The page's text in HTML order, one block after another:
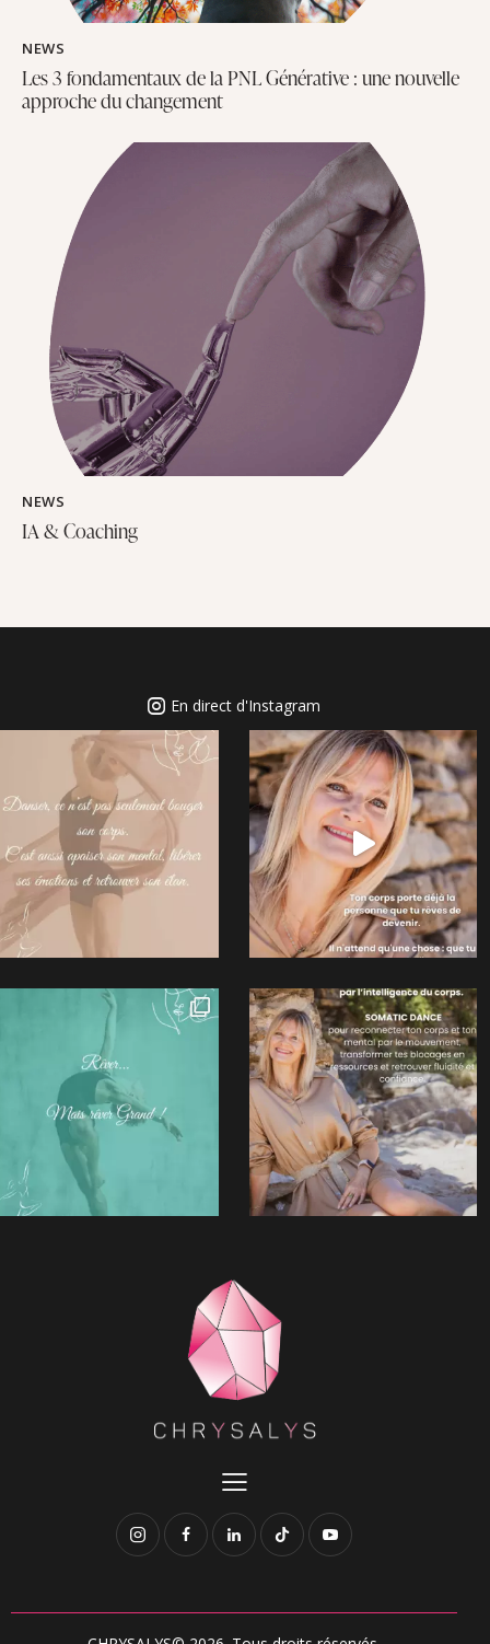
NEWS
Les 3 fondamentaux de la PNL Générative : une nouvelle
approche du changement
NEWS
IA & Coaching
En direct d'Instagram